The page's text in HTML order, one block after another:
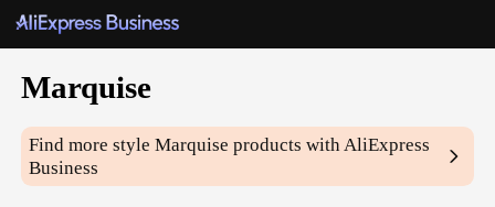
Marquise
Find more styleMarquise products with AliExpress
Business